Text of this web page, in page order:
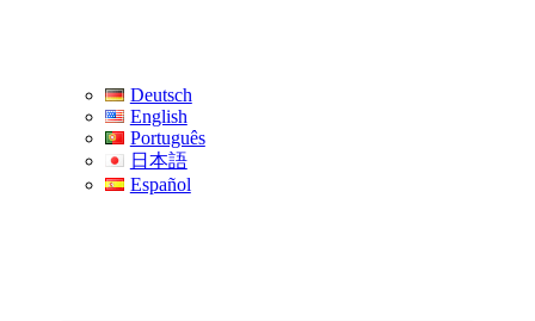
Deutsch
English
Português
日本語
Español